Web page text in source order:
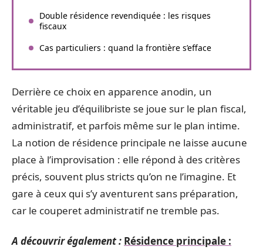
Double résidence revendiquée : les risques
fiscaux
Cas particuliers : quand la frontière s’efface
Derrière ce choix en apparence anodin, un
véritable jeu d’équilibriste se joue sur le plan fiscal,
administratif, et parfois même sur le plan intime.
La notion de résidence principale ne laisse aucune
place à l’improvisation : elle répond à des critères
précis, souvent plus stricts qu’on ne l’imagine. Et
gare à ceux qui s’y aventurent sans préparation,
car le couperet administratif ne tremble pas.
A découvrir également : Résidence principale :